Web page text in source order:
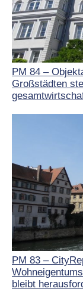
PM 84 –
Großstädten
PM 83 –
bleibt